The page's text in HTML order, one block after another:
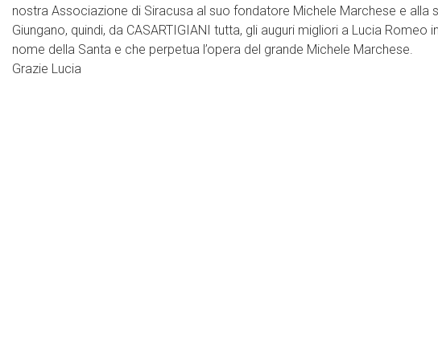
nostra Associazione di Siracusa al suo fondatore Michele Marchese e alla
Giungano, quindi, da CASARTIGIANI tutta, gli auguri migliori a Lucia
nome della Santa e che perpetua l’opera del grande Michele Marchese.
Grazie Lucia